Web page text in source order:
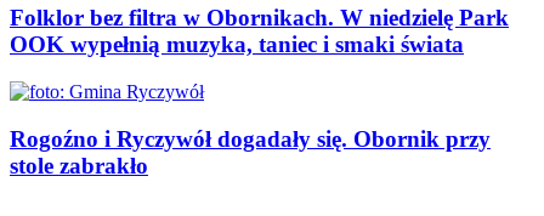
Folklor bez filtra w Obornikach. W niedzielę Park
OOK wypełnią muzyka, taniec i smaki świata
Rogoźno i Ryczywół dogadały się. Obornik przy
stole zabrakło